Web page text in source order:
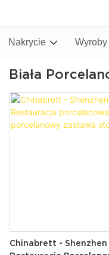
Nakrycie
Biała
Chinabrett -